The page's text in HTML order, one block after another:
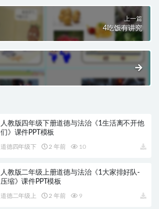
上一篇
4吃饭有讲究
人教版四年级下册道德与法治《1生活离不开他
们》课件PPT模板
道德四年级下 2 年前 10
人教版二年级上册道德与法治《1大家排好队-
压缩》课件PPT模板
道德二年级上 2 年前 9